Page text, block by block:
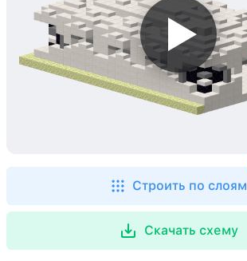
Строить по слоям
Скачать схему